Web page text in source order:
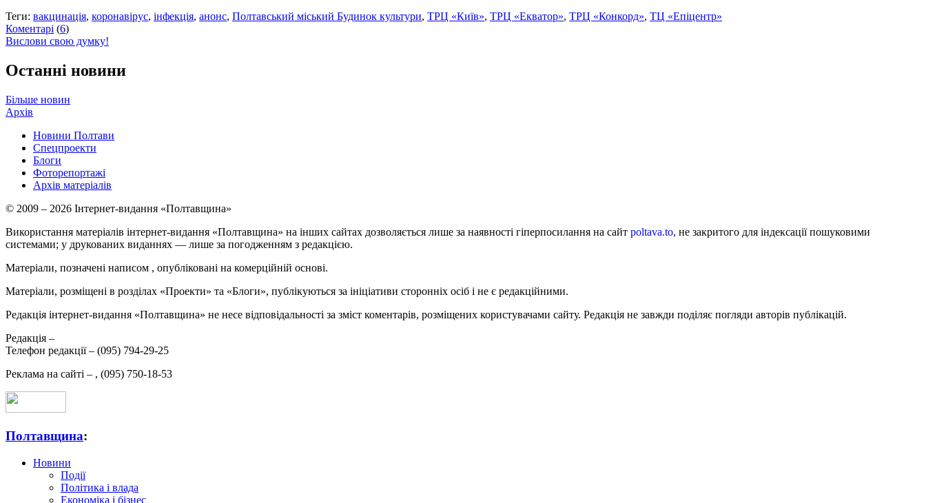
Теги: вакцинація, коронавірус, інфекція, анонс, Полтавський міський Будинок культури, ТРЦ «Київ», ТРЦ «Екватор», ТРЦ «Конкорд», ТЦ «Епіцентр»
Коментарі (6)
Вислови свою думку!
Останні новини
Більше новин
Архів
Новини Полтави
Спецпроекти
Блоги
Фоторепортажі
Архів матеріалів
© 2009 – 2026 Інтернет-видання «Полтавщина»
Використання матеріалів інтернет-видання «Полтавщина» на інших сайтах дозволяється лише за наявності гіперпосилання на сайт poltava.to, не закритого для індексації пошуковими
системами; у друкованих виданнях — лише за погодженням з редакцією.
Матеріали, позначені написом , опубліковані на комерційній основі.
Матеріали, розміщені в розділах «Проекти» та «Блоги», публікуються за ініціативи сторонніх осіб і не є редакційними.
Редакція інтернет-видання «Полтавщина» не несе відповідальності за зміст коментарів, розміщених користувачами сайту. Редакція не завжди поділяє погляди авторів публікацій.
Редакція –
Телефон редакції – (095) 794-29-25
Реклама на сайті – , (095) 750-18-53
Полтавщина:
Новини
Події
Політика і влада
Економіка і бізнес